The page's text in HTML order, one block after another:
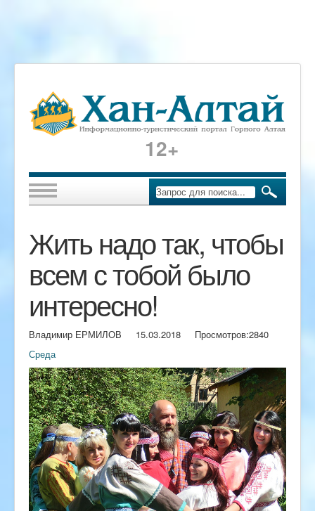
12+
Жить надо так, чтобы
всем с тобой было
интересно!
Владимир ЕРМИЛОВ 15.03.2018 Просмотров:2840
Среда